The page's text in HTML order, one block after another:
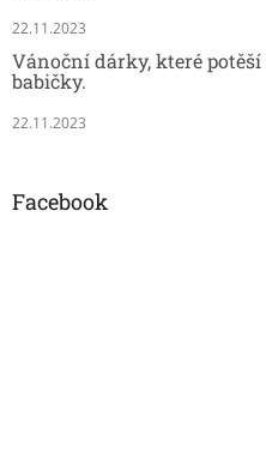
22.11.2023
Vánoční dárky, které
babičky.
22.11.2023
Facebook